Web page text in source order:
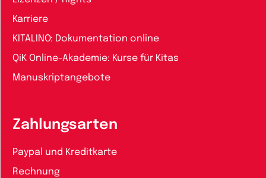
Karriere
KITALINO: Dokumentation online
QiK Online-Akademie: Kurse für Kitas
Manuskriptangebote
Zahlungsarten
Paypal und Kreditkarte
Rechnung